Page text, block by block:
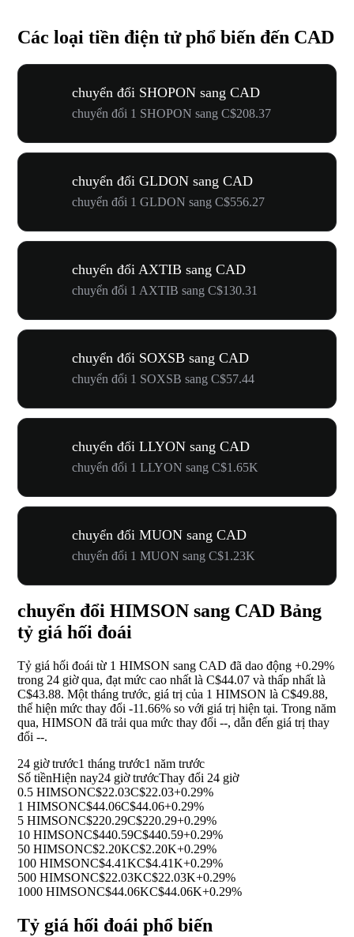
Các loại tiền điện tử phổ biến đến CAD
chuyển đổi SHOPON sang CAD
chuyển đổi 1 SHOPON sang C$208.37
chuyển đổi GLDON sang CAD
chuyển đổi 1 GLDON sang C$556.27
chuyển đổi AXTIB sang CAD
chuyển đổi 1 AXTIB sang C$130.31
chuyển đổi SOXSB sang CAD
chuyển đổi 1 SOXSB sang C$57.44
chuyển đổi LLYON sang CAD
chuyển đổi 1 LLYON sang C$1.65K
chuyển đổi MUON sang CAD
chuyển đổi 1 MUON sang C$1.23K
chuyển đổi HIMSON sang CAD Bảng
tỷ giá hối đoái
Tỷ giá hối đoái từ 1 HIMSON sang CAD đã dao động +0.29%
trong 24 giờ qua, đạt mức cao nhất là C$44.07 và thấp nhất là
C$43.88. Một tháng trước, giá trị của 1 HIMSON là C$49.88,
thể hiện mức thay đổi -11.66% so với giá trị hiện tại. Trong năm
qua, HIMSON đã trải qua mức thay đổi --, dẫn đến giá trị thay
đổi --.
24 giờ trước1 tháng trước1 năm trước
Số tiềnHiện nay24 giờ trướcThay đổi 24 giờ
0.5 HIMSONC$22.03C$22.03+0.29%
1 HIMSONC$44.06C$44.06+0.29%
5 HIMSONC$220.29C$220.29+0.29%
10 HIMSONC$440.59C$440.59+0.29%
50 HIMSONC$2.20KC$2.20K+0.29%
100 HIMSONC$4.41KC$4.41K+0.29%
500 HIMSONC$22.03KC$22.03K+0.29%
1000 HIMSONC$44.06KC$44.06K+0.29%
Tỷ giá hối đoái phổ biến